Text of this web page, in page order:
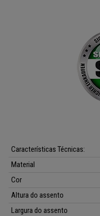
Características Técnicas:
Material
Cor
Altura do assento
Largura do assento